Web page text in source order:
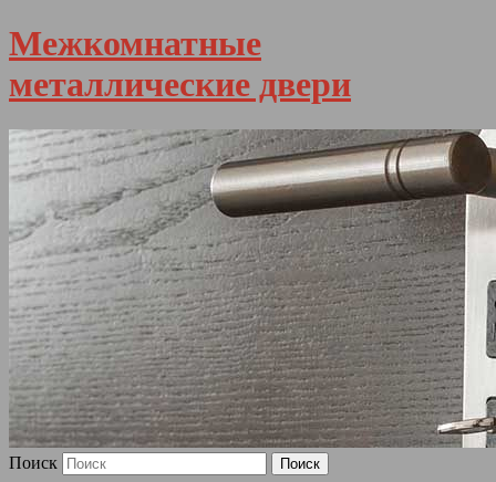
Межкомнатные
металлические двери
Поиск